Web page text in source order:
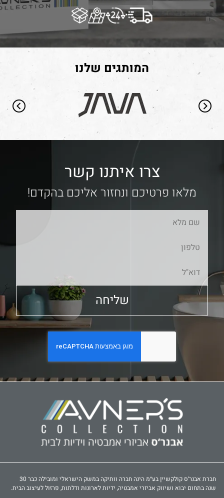
המותגים שלנו
צרו איתנו קשר
מלאו פרטיכם ונחזור אליכם בהקדם!
שליחה
חברת אבנר‘ס קולקשיין בע״מ הינה חברה וותיקה במשק הישראלי ומובילה כבר 30
שנה בתחום יבוא ושיווק אביזרי אמבטיה, ידיות לארונות ודלתות, פרזול לעיצוב הבית.